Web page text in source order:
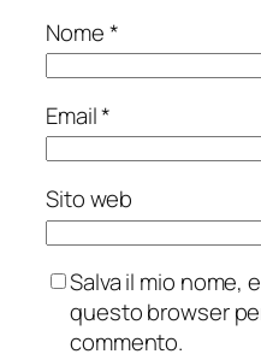
Nome*
Email*
Sito web
Salva il mio nome,
questo browser
commento.